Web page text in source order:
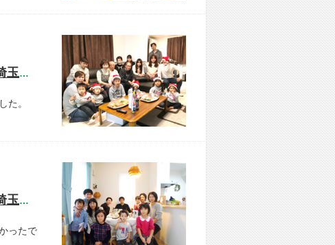
開催しました! 『新築お披露目パーティー』 埼玉県新座市 K様宅
た。
開催しました! 『新築お披露目パーティー』 埼玉県草加市 K様宅
ったで